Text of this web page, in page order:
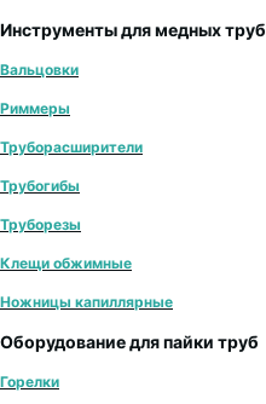
Инструменты для медных труб
Вальцовки
Риммеры
Труборасширители
Трубогибы
Труборезы
Клещи обжимные
Ножницы капиллярные
Оборудование для пайки труб
Горелки